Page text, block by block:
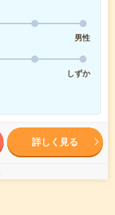
男性
しずか
詳しく見る